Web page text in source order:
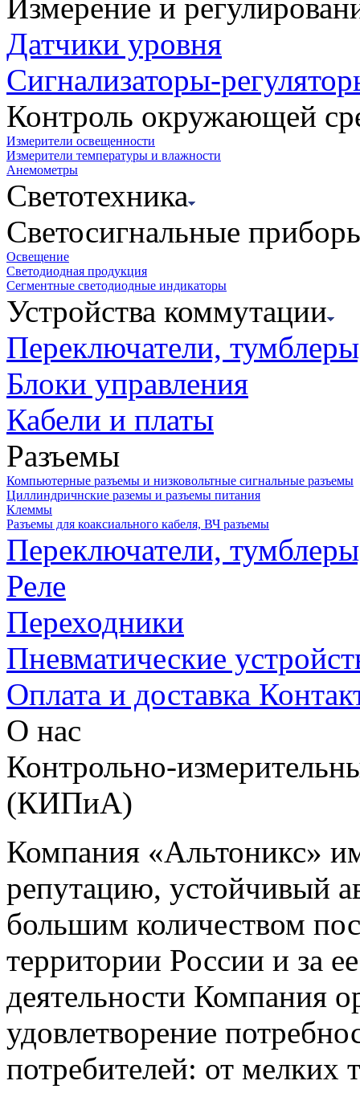
Измерение и
Датчики уровня
Сигнализаторы-
Контроль окружающей
Измерители освещенности
Измерители температуры и влажности
Анемометры
Светотехника
Светосигнальные
Освещение
Светодиодная продукция
Сегментные светодиодные индикаторы
Устройства коммутации
Переключатели,
Блоки управления
Кабели и платы
Разъемы
Компьютерные разъемы и низковольтные сигнальные разъемы
Циллиндричнские раземы и разъемы питания
Клеммы
Разъемы для коаксиального кабеля, ВЧ разъемы
Переключатели,
Реле
Переходники
Пневматические
Оплата и доставка
О нас
Контрольно-
(КИПиА)
Компания «Альтоникс»
репутацию, устойчивый
большим количеством
территории России и за
деятельности Компания
удовлетворение
потребителей: от мелких